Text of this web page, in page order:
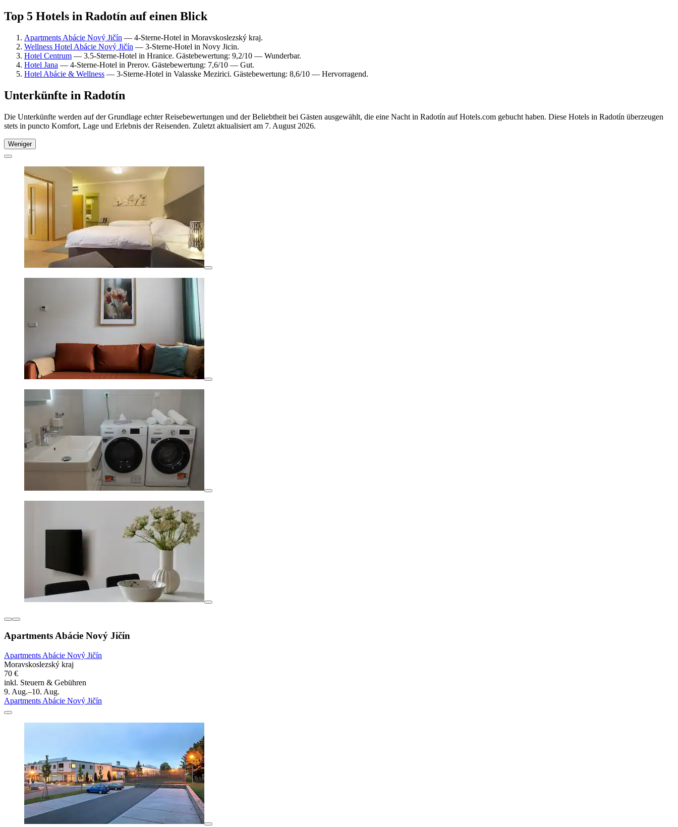
Top 5 Hotels in Radotín auf einen Blick
Apartments Abácie Nový Jičín — 4-Sterne-Hotel in Moravskoslezský kraj.
Wellness Hotel Abácie Nový Jičín — 3-Sterne-Hotel in Novy Jicin.
Hotel Centrum — 3.5-Sterne-Hotel in Hranice. Gästebewertung: 9,2/10 — Wunderbar.
Hotel Jana — 4-Sterne-Hotel in Prerov. Gästebewertung: 7,6/10 — Gut.
Hotel Abácie & Wellness — 3-Sterne-Hotel in Valasske Mezirici. Gästebewertung: 8,6/10 — Hervorragend.
Unterkünfte in Radotín
Die Unterkünfte werden auf der Grundlage echter Reisebewertungen und der Beliebtheit bei Gästen ausgewählt, die eine Nacht in Radotín auf Hotels.com gebucht haben. Diese Hotels in Radotín überzeugen
stets in puncto Komfort, Lage und Erlebnis der Reisenden. Zuletzt aktualisiert am 7. August 2026.
Weniger
Apartments Abácie Nový Jičín
Apartments Abácie Nový Jičín
Moravskoslezský kraj
70 €
inkl. Steuern & Gebühren
9. Aug.–10. Aug.
Apartments Abácie Nový Jičín